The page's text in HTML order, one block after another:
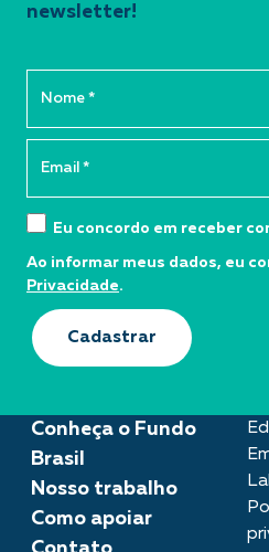
Conheça o Fundo
Brasil
Nosso trabalho
Como apoiar
newsletter!
Eu concordo em receber
Ao informar meus dados, eu
Privacidade.
Cadastrar